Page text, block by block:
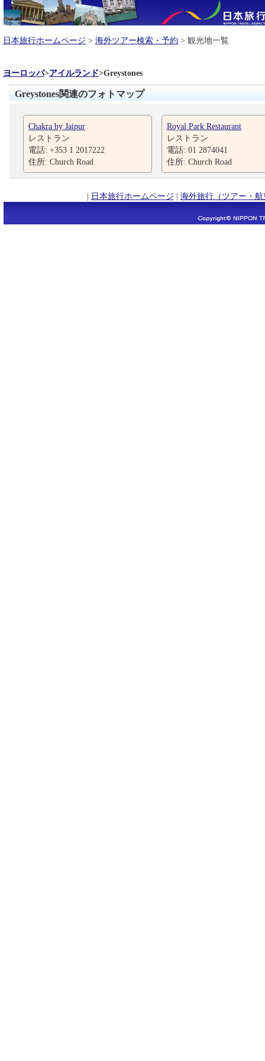
日本旅行ホームページ > 海外ツアー検索・予約 > 観光地一覧
ヨーロッパ>アイルランド>Greystones
Greystones関連のフォトマップ
Chakra by Jaipur
レストラン
電話: +353 1 2017222
住所: Church Road
Royal Park Restaurant
レストラン
電話: 01 2874041
住所: Church Road
| 日本旅行ホームページ | 海外旅行（ツアー・航